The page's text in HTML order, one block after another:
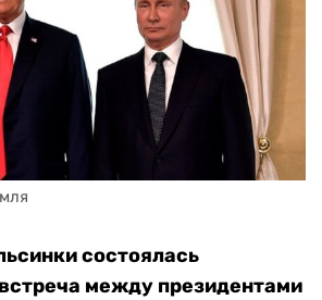
состоялась
между президентами